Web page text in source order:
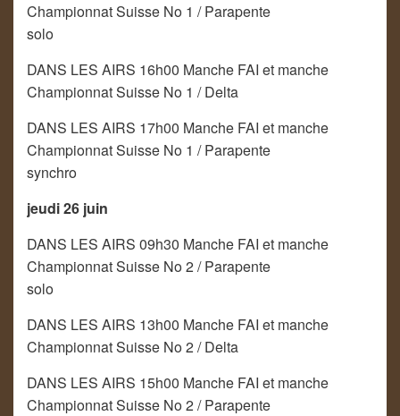
Championnat Suisse No 1 / Parapente
solo
DANS LES AIRS 16h00 Manche FAI et manche
Championnat Suisse No 1 / Delta
DANS LES AIRS 17h00 Manche FAI et manche
Championnat Suisse No 1 / Parapente
synchro
jeudi 26 juin
DANS LES AIRS 09h30 Manche FAI et manche
Championnat Suisse No 2 / Parapente
solo
DANS LES AIRS 13h00 Manche FAI et manche
Championnat Suisse No 2 / Delta
DANS LES AIRS 15h00 Manche FAI et manche
Championnat Suisse No 2 / Parapente